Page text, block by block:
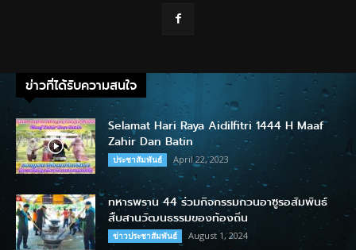
ข่าวที่ได้รับความสนใจ
Selamat Hari Raya Aidilfitri 1444 H Maaf
Zahir Dan Batin
ประชาสัมพันธ์ April 22, 2023
ทหารพราน 44 ร่วมกิจกรรมกวนอาซูรอสัมพันธ์
สืบสานวัฒนธรรมของท้องถิ่น
ข่าวประชาสัมพันธ์ August 1, 2024